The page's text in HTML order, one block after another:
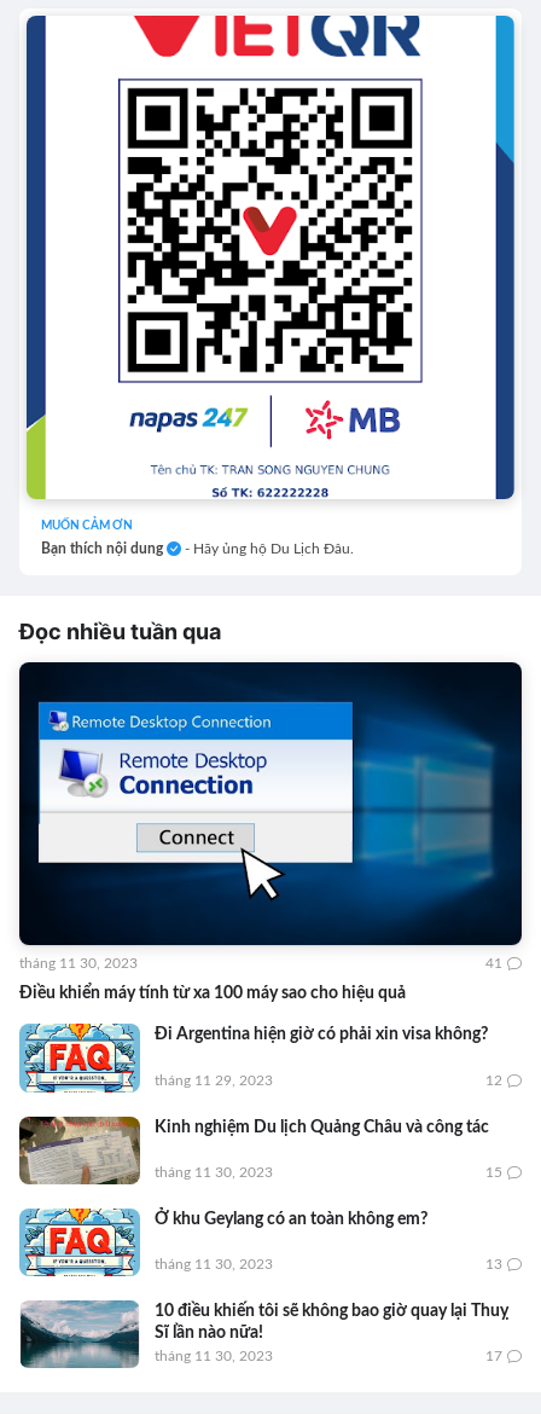
MUỐN CẢM ƠN
Bạn thích nội dung - Hãy ủng hộ Du Lịch Đâu.
Đọc nhiều tuần qua
Điều khiển máy tính từ xa 100 máy sao cho hiệu quả
tháng 11 30, 2023 41
Đi Argentina hiện giờ có phải xin visa không?
tháng 11 29, 2023 12
Kinh nghiệm Du lịch Quảng Châu và công tác
tháng 11 30, 2023 15
Ở khu Geylang có an toàn không em?
tháng 11 30, 2023 13
10 điều khiến tôi sẽ không bao giờ quay lại Thuỵ
Sĩ lần nào nữa!
tháng 11 30, 2023 17